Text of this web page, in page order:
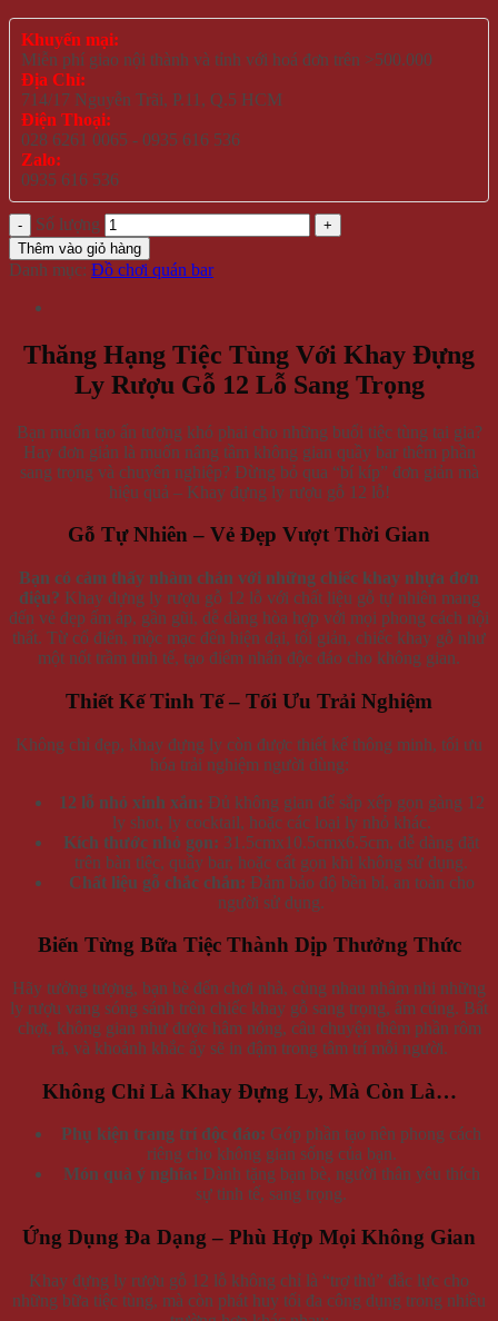
Khuyến mại:
Miễn phí giao nội thành và tỉnh với hoá đơn trên >500.000
Địa Chỉ:
714/17 Nguyễn Trãi, P.11, Q.5 HCM
Điện Thoại:
028 6261 0065 - 0935 616 536
Zalo:
0935 616 536
Số lượng
Thêm vào giỏ hàng
Danh mục: Đồ chơi quán bar
Thăng Hạng Tiệc Tùng Với Khay Đựng
Ly Rượu Gỗ 12 Lỗ Sang Trọng
Bạn muốn tạo ấn tượng khó phai cho những buổi tiệc tùng tại gia?
Hay đơn giản là muốn nâng tầm không gian quầy bar thêm phần
sang trọng và chuyên nghiệp? Đừng bỏ qua “bí kíp” đơn giản mà
hiệu quả – Khay đựng ly rượu gỗ 12 lỗ!
Gỗ Tự Nhiên – Vẻ Đẹp Vượt Thời Gian
Bạn có cảm thấy nhàm chán với những chiếc khay nhựa đơn
điệu? Khay đựng ly rượu gỗ 12 lỗ với chất liệu gỗ tự nhiên mang
đến vẻ đẹp ấm áp, gần gũi, dễ dàng hòa hợp với mọi phong cách nội
thất. Từ cổ điển, mộc mạc đến hiện đại, tối giản, chiếc khay gỗ như
một nốt trầm tinh tế, tạo điểm nhấn độc đáo cho không gian.
Thiết Kế Tinh Tế – Tối Ưu Trải Nghiệm
Không chỉ đẹp, khay đựng ly còn được thiết kế thông minh, tối ưu
hóa trải nghiệm người dùng:
12 lỗ nhỏ xinh xắn: Đủ không gian để sắp xếp gọn gàng 12
ly shot, ly cocktail, hoặc các loại ly nhỏ khác.
Kích thước nhỏ gọn: 31.5cmx10.5cmx6.5cm, dễ dàng đặt
trên bàn tiệc, quầy bar, hoặc cất gọn khi không sử dụng.
Chất liệu gỗ chắc chắn: Đảm bảo độ bền bỉ, an toàn cho
người sử dụng.
Biến Từng Bữa Tiệc Thành Dịp Thưởng Thức
Hãy tưởng tượng, bạn bè đến chơi nhà, cùng nhau nhâm nhi những
ly rượu vang sóng sánh trên chiếc khay gỗ sang trọng, ấm cúng. Bất
chợt, không gian như được hâm nóng, câu chuyện thêm phần rôm
rả, và khoảnh khắc ấy sẽ in đậm trong tâm trí mỗi người.
Không Chỉ Là Khay Đựng Ly, Mà Còn Là…
Phụ kiện trang trí độc đáo: Góp phần tạo nên phong cách
riêng cho không gian sống của bạn.
Món quà ý nghĩa: Dành tặng bạn bè, người thân yêu thích
sự tinh tế, sang trọng.
Ứng Dụng Đa Dạng – Phù Hợp Mọi Không Gian
Khay đựng ly rượu gỗ 12 lỗ không chỉ là “trợ thủ” đắc lực cho
những bữa tiệc tùng, mà còn phát huy tối đa công dụng trong nhiều